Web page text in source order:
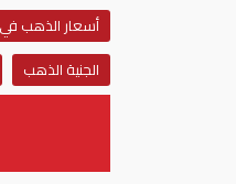
أسعار الذهب
الجنية الذهب